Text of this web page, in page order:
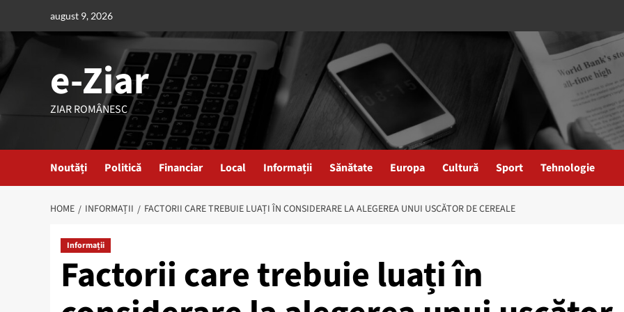
content
august 9, 2026
e-Ziar
ZIAR ROMÂNESC
Noutăți Politică Financiar Local Informații Sănătate Europa Cultură Sport Tehnologie
HOME INFORMAȚII FACTORII CARE TREBUIE LUAȚI ÎN CONSIDERARE LA ALEGEREA UNUI USCĂTOR DE CEREALE
Informații
Factorii care trebuie luați în